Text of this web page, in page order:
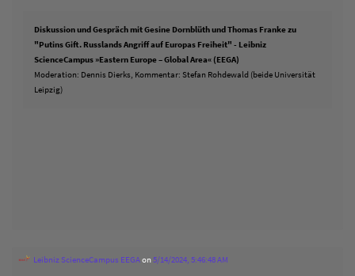
Diskussion und Gespräch mit Gesine Dornblüth und Thomas Franke zu
"Putins Gift. Russlands Angriff auf Europas Freiheit" - Leibniz
ScienceCampus »Eastern Europe – Global Area« (EEGA)
Moderation: Dennis Dierks, Kommentar: Stefan Rohdewald (beide Universität
Leipzig)
Leibniz ScienceCampus EEGAon5/14/2024, 5:46:48 AM